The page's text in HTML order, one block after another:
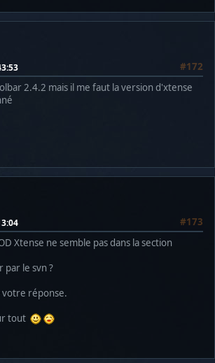
#172
2.4.2 mais il me faut la version d'xtense
#173
Xtense ne semble pas dans la section
par le svn ?
réponse.
tout